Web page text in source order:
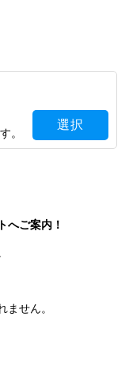
。
選択
へご案内！
せん。